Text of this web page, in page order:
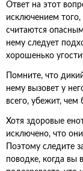
Ответ на этот
исключением
считаются
нему следует
хорошенько
Помните, что
нему вызовет у
всего, убежит, чем
Хотя здоровые
исключено, что
Поэтому следите
поводке, когда вы